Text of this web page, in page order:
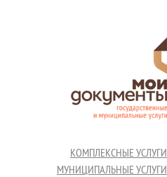
КОМПЛЕКСНЫЕ УСЛУГИ
МУНИЦИПАЛЬНЫЕ УСЛУГИ